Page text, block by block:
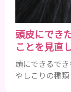
頭皮にでき
ことを見直
頭にできるで
やしこりの種